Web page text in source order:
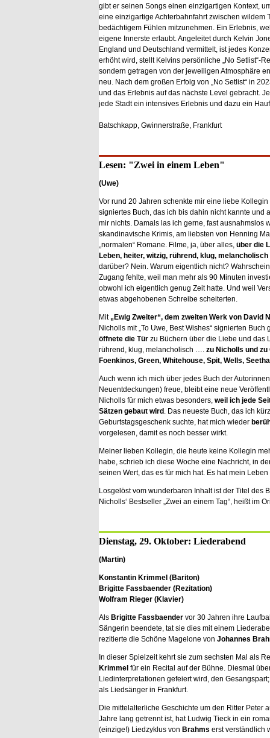
gibt er seinen Songs einen einzigartigen Kontext,
eine einzigartige Achterbahnfahrt zwischen wildem
bedächtigem Fühlen mitzunehmen. Ein Erlebnis,
eigene Innerste erlaubt. Angeleitet durch Kelvin
England und Deutschland vermittelt, ist jedes
erhöht wird, stellt Kelvins persönliche „No Setlist“-
sondern getragen von der jeweiligen Atmosphäre
neu. Nach dem großen Erfolg von „No Setlist“ in
und das Erlebnis auf das nächste Level gebracht.
jede Stadt ein intensives Erlebnis und dazu ein
Batschkapp, Gwinnerstraße, Frankfurt
Lesen: "Zwei in einem Leben"
(Uwe)
Vor rund 20 Jahren schenkte mir eine liebe
signiertes Buch, das ich bis dahin nicht kannte und
mir nichts. Damals las ich gerne, fast ausnahmslos
skandinavische Krimis, am liebsten von Henning
„normalen“ Romane. Filme, ja, über alles, über die
Leben, heiter, witzig, rührend, klug,
darüber? Nein. Warum eigentlich nicht?
Zugang fehlte, weil man mehr als 90 Minuten
obwohl ich eigentlich genug Zeit hatte. Und weil
etwas abgehobenen Schreibe scheiterten.
Mit„Ewig Zweiter“, dem zweiten Werk von David
Nicholls mit „To Uwe, Best Wishes“ signierten Buch
öffnete die Tür zu Büchern über die Liebe und das
rührend, klug, melancholisch …. zu Nicholls und zu
Foenkinos, Green, Whitehouse, Spit, Wells,
Auch wenn ich mich über jedes Buch der
Neuentdeckungen) freue, bleibt eine neue
Nicholls für mich etwas besonders, weil ich jede
Sätzen gebaut wird . Das neueste Buch, das ich
Geburtstagsgeschenk suchte, hat mich wieder
vorgelesen, damit es noch besser wirkt.
Meiner lieben Kollegin, die heute keine Kollegin
habe, schrieb ich diese Woche eine Nachricht, in
seinen Wert, das es für mich hat. Es hat mein
Losgelöst vom wunderbaren Inhalt ist der Titel des
Nicholls‘ Bestseller „Zwei an einem Tag“, heißt im
Dienstag, 29. Oktober: Liederabend
(Martin)
Konstantin Krimmel (Bariton)
Brigitte Fassbaender (Rezitation)
Wolfram Rieger (Klavier)
Als Brigitte Fassbaender vor 30 Jahren ihre
Sängerin beendete, tat sie dies mit einem
rezitierte die Schöne Magelone von Johannes
In dieser Spielzeit kehrt sie zum sechsten Mal als
Krimmel für ein Recital auf der Bühne. Diesmal
Liedinterpretationen gefeiert wird, den
als Liedsänger in Frankfurt.
Die mittelalterliche Geschichte um den Ritter Peter
Jahre lang getrennt ist, hat Ludwig Tieck in ein
(einzige!) Liedzyklus von Brahms erst verständlich